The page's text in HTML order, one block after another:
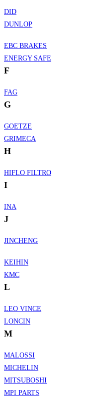
DID
DUNLOP
EBC BRAKES
ENERGY SAFE
F
FAG
G
GOETZE
GRIMECA
H
HIFLO FILTRO
I
INA
J
JINCHENG
KEIHIN
KMC
L
LEO VINCE
LONCIN
M
MALOSSI
MICHELIN
MITSUBOSHI
MPI PARTS